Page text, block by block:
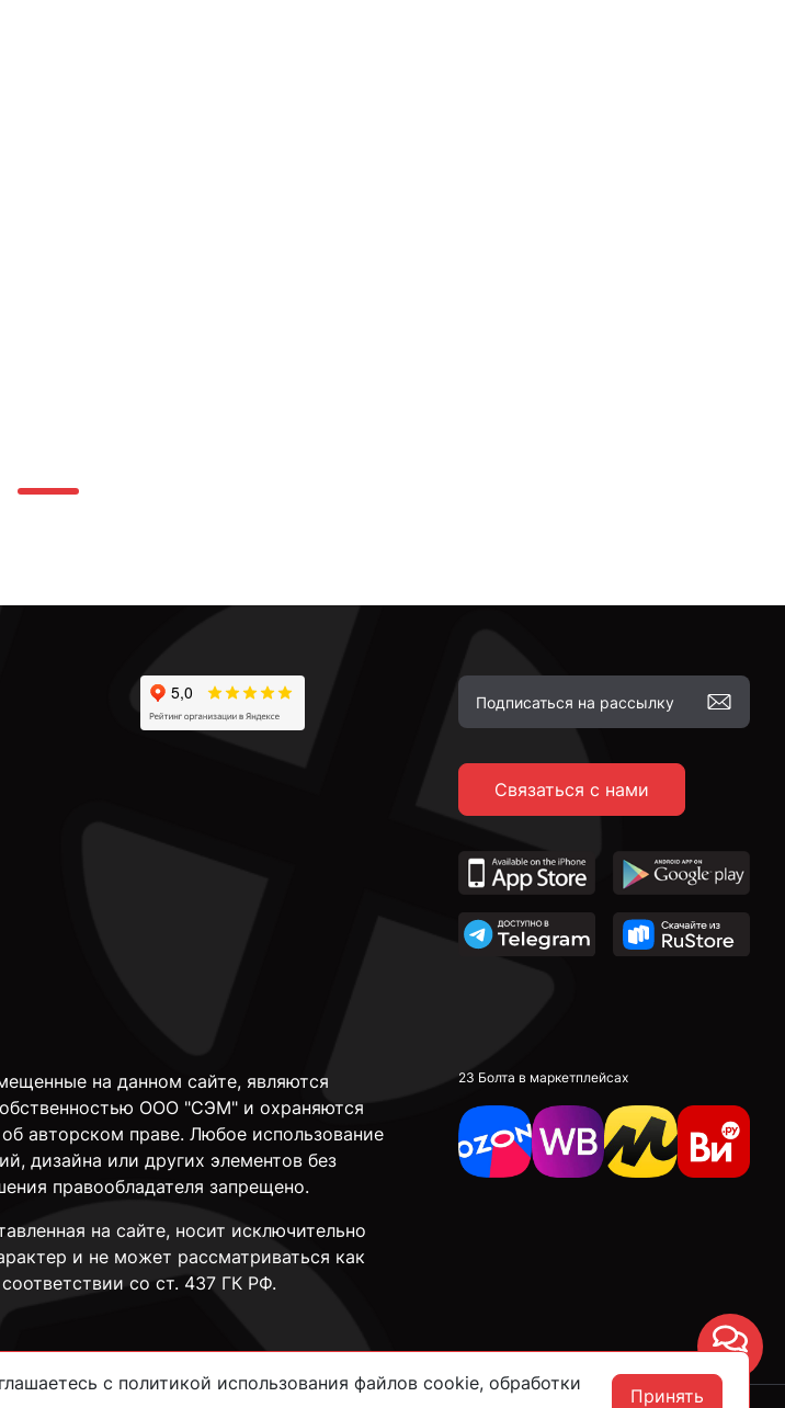
Связаться с нами
на данном сайте, являются
ООО "СЭМ" и охраняются
авторском праве. Любое использование
дизайна или других элементов без
правообладателя запрещено.
на сайте, носит исключительно
и не может рассматриваться как
со ст. 437 ГК РФ.
23 Болта в маркетплейсах
с политикой использования файлов cookie, обработки
Принять